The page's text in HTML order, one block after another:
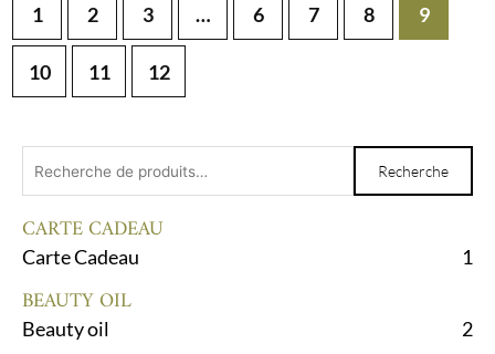
Recherche
pour :
Recherche
CARTE CADEAU
Carte Cadeau 1
BEAUTY OIL
Beauty oil 2
1 2 3 … 6 7 8 9
10 11 12